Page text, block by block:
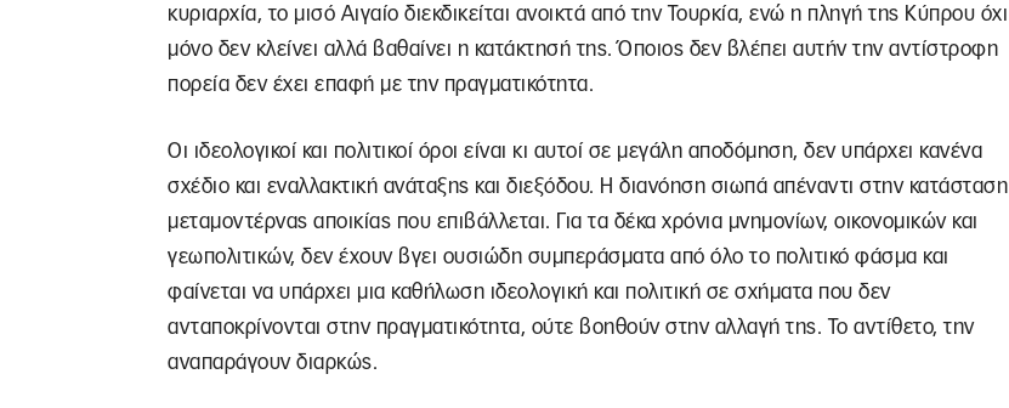
κυριαρχία, το μισό Αιγαίο διεκδικείται ανοικτά από την Τουρκία, ενώ η πληγή της Κύπρου όχι
μόνο δεν κλείνει αλλά βαθαίνει η κατάκτησή της. Όποιος δεν βλέπει αυτήν την αντίστροφη
πορεία δεν έχει επαφή με την πραγματικότητα.
Οι ιδεολογικοί και πολιτικοί όροι είναι κι αυτοί σε μεγάλη αποδόμηση, δεν υπάρχει κανένα
σχέδιο και εναλλακτική ανάταξης και διεξόδου. Η διανόηση σιωπά απέναντι στην κατάσταση
μεταμοντέρνας αποικίας που επιβάλλεται. Για τα δέκα χρόνια μνημονίων, οικονομικών και
γεωπολιτικών, δεν έχουν βγει ουσιώδη συμπεράσματα από όλο το πολιτικό φάσμα και
φαίνεται να υπάρχει μια καθήλωση ιδεολογική και πολιτική σε σχήματα που δεν
ανταποκρίνονται στην πραγματικότητα, ούτε βοηθούν στην αλλαγή της. Το αντίθετο, την
αναπαράγουν διαρκώς.